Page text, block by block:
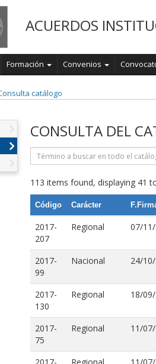
ACUERDOS
Formación Convenios
catálogo
CONSULTA DEL
113 items found, displaying 41
Código Carácter
2017-
207
Regional 07/
2017-
99
Nacional 24/
2017-
130
Regional 18/
2017-
75
Regional 11/